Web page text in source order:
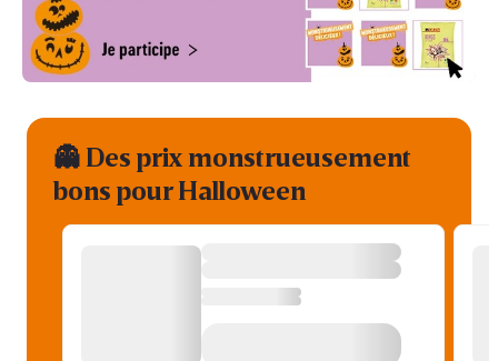
👻 Des prix monstrueusement
bons pour Halloween